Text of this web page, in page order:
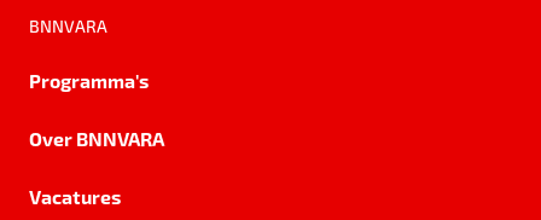
BNNVARA
Programma's
Over BNNVARA
Vacatures